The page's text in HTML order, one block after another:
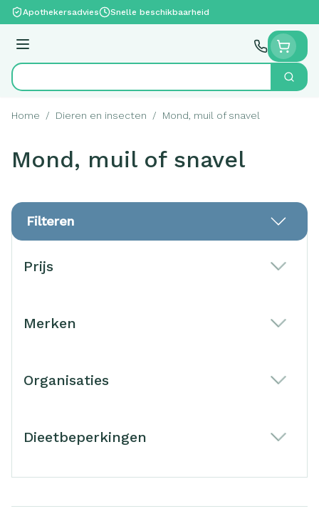
Ga naar de inhoud
Apothekersadvies Snelle beschikbaarheid
Menu
Product, merk, categorie... Zoek
Home / Dieren en insecten / Mond, muil of snavel
Mond, muil of snavel
Filteren
Prijs
Merken
Organisaties
Dieetbeperkingen